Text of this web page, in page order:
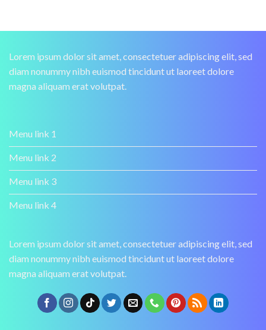
Lorem ipsum dolor sit amet, consectetuer adipiscing elit, sed
diam nonummy nibh euismod tincidunt ut laoreet dolore
magna aliquam erat volutpat.
Menu link 1
Menu link 2
Menu link 3
Menu link 4
Lorem ipsum dolor sit amet, consectetuer adipiscing elit, sed
diam nonummy nibh euismod tincidunt ut laoreet dolore
magna aliquam erat volutpat.